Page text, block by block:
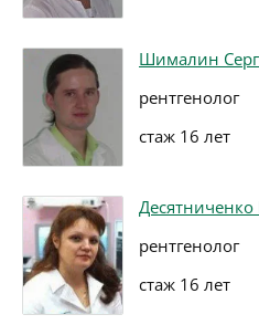
Шималин
рентгенолог
стаж 16 лет
рентгенолог
стаж 16 лет